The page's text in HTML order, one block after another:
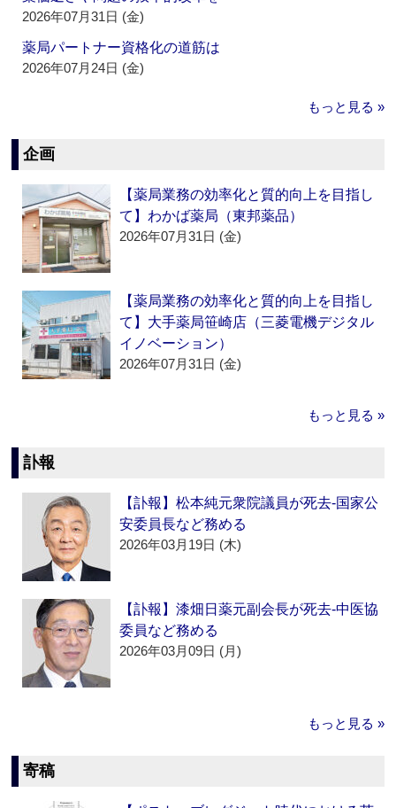
2026年07月31日 (金)
薬局パートナー資格化の道筋は
2026年07月24日 (金)
もっと見る »
企画
【薬局業務の効率化と質的向上を目指し
て】わかば薬局（東邦薬品）
2026年07月31日 (金)
【薬局業務の効率化と質的向上を目指し
て】大手薬局笹崎店（三菱電機デジタル
イノベーション）
2026年07月31日 (金)
もっと見る »
訃報
【訃報】松本純元衆院議員が死去‐国家公
安委員長など務める
2026年03月19日 (木)
【訃報】漆畑日薬元副会長が死去‐中医協
委員など務める
2026年03月09日 (月)
もっと見る »
寄稿